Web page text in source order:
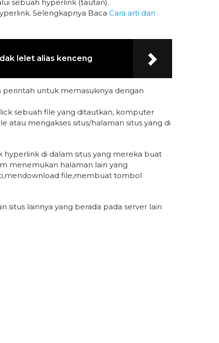
sebuah hyperlink (tautan).
Selengkapnya Baca Cara arti dan
lelet alias kenceng
untuk memasukinya dengan
sebuah file yang ditautkan, komputer
mengakses situs/halaman situs yang di
hyperlink di dalam situs yang mereka buat
menemukan halaman lain yang
file,membuat tombol
situs lainnya yang berada pada server lain